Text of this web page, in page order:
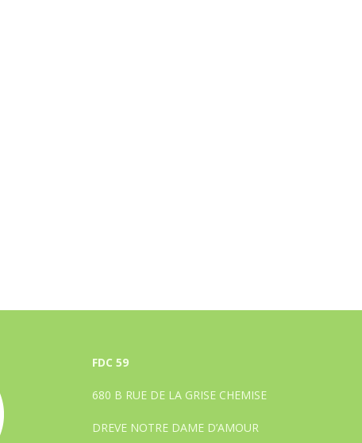
FDC 59
680 B RUE DE LA GRISE CHEMISE
DREVE NOTRE DAME D’AMOUR